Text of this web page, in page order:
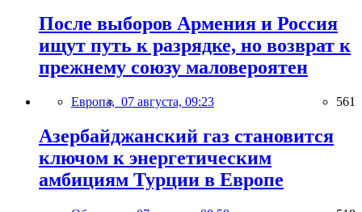
После выборов Армения и Россия
ищут путь к разрядке, но возврат к
прежнему союзу маловероятен
Европа, 07 августа, 09:23 561
Азербайджанский газ становится
ключом к энергетическим
амбициям Турции в Европе